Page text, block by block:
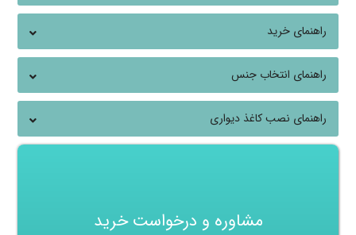
راهنمای خرید
راهنمای انتخاب جنس
راهنمای نصب کاغذ دیواری
مشاوره و درخواست خرید